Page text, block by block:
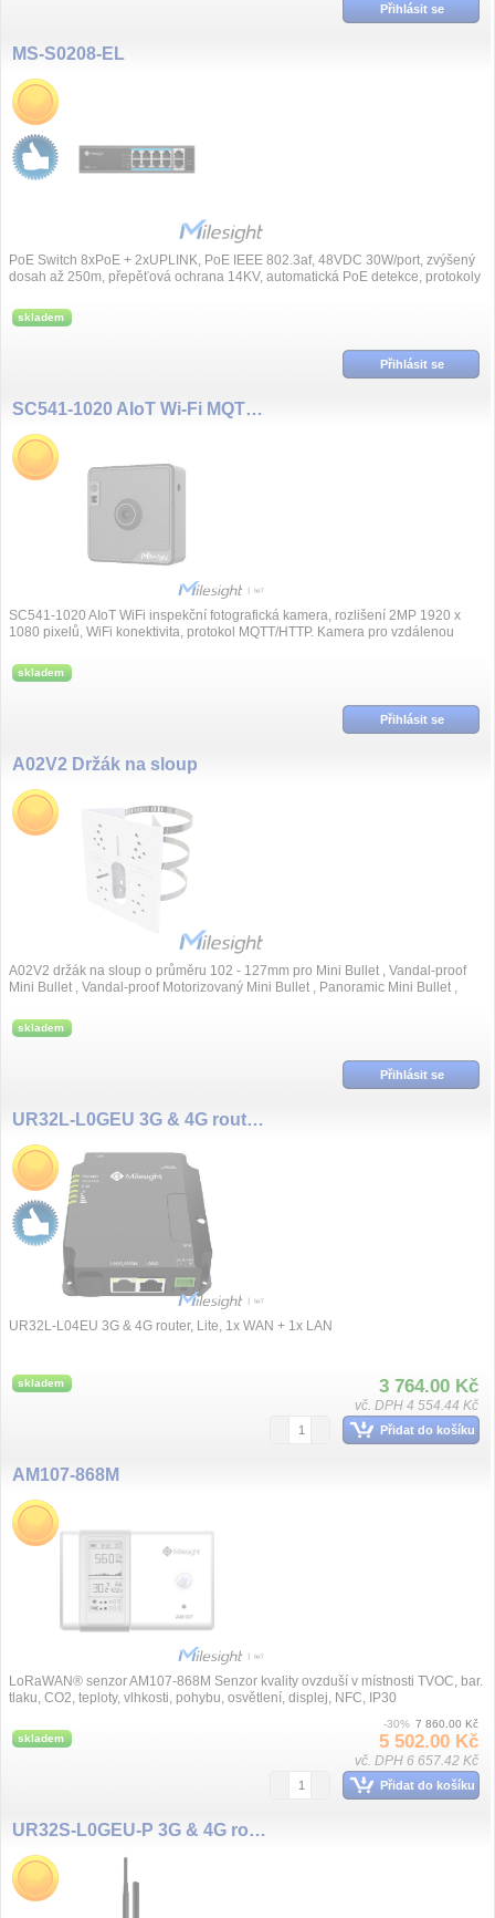
Přihlásit se
MS-S0208-EL
PoE Switch 8xPoE + 2xUPLINK, PoE IEEE 802.3af, 48VDC 30W/port, zvýšený
dosah až 250m, přepěťová ochrana 14KV, automatická PoE detekce, protokoly
skladem
Přihlásit se
SC541-1020 AIoT Wi-Fi MQTT kamera pro inspekční snímaní
SC541-1020 AIoT WiFi inspekční fotografická kamera, rozlišení 2MP 1920 x
1080 pixelů, WiFi konektivita, protokol MQTT/HTTP. Kamera pro vzdálenou
skladem
Přihlásit se
A02V2 Držák na sloup
A02V2 držák na sloup o průměru 102 - 127mm pro Mini Bullet , Vandal-proof
Mini Bullet , Vandal-proof Motorizovaný Mini Bullet , Panoramic Mini Bullet ,
skladem
Přihlásit se
UR32L-L0GEU 3G & 4G router, Lite
UR32L-L04EU 3G & 4G router, Lite, 1x WAN + 1x LAN
skladem 3 764.00 Kč
vč. DPH 4 554.44 Kč
Přidat do košíku
AM107-868M
LoRaWAN® senzor AM107-868M Senzor kvality ovzduší v místnosti TVOC, bar.
tlaku, CO2, teploty, vlhkosti, pohybu, osvětlení, displej, NFC, IP30
skladem
-30% 7 860.00 Kč
5 502.00 Kč
vč. DPH 6 657.42 Kč
Přidat do košíku
UR32S-L0GEU-P 3G & 4G router,WiFI, PoE